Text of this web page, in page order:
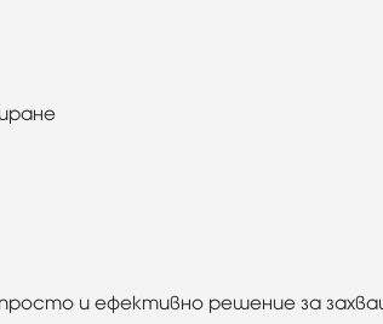
и ефективно решение за